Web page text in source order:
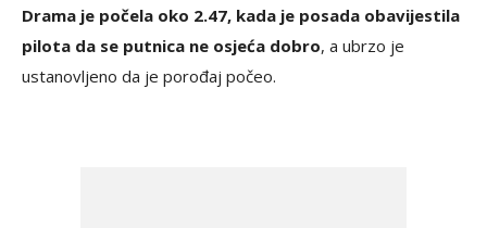
Drama je počela oko 2.47, kada je posada obavijestila
pilota da se putnica ne osjeća dobro, a ubrzo je
ustanovljeno da je porođaj počeo.